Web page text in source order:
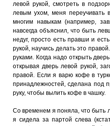
левой рукой, смотреть в
левым ухом, меня переучивать
многим навыкам (например,
навсегда объяснил, что быть
недуг, просто есть правши и
рукой, научись делать это
руками. Когда надо открыть
открывая дверь левой рукой,
правой. Если я варю кофе в
принадлежностей, сделана под
руку, чтобы вылить кофе в чашку.
Со временем я поняла, что быть
я сидела за партой слева